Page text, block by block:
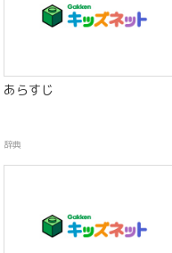
あらすじ
辞典